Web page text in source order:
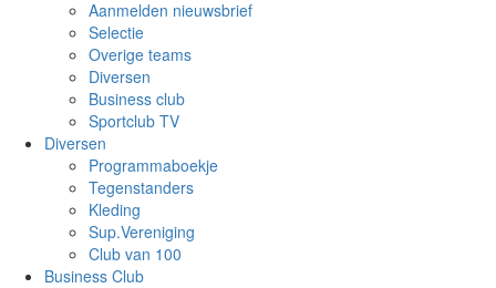
Aanmelden nieuwsbrief
Selectie
Overige teams
Diversen
Business club
Sportclub TV
Diversen
Programmaboekje
Tegenstanders
Kleding
Sup.Vereniging
Club van 100
Business Club